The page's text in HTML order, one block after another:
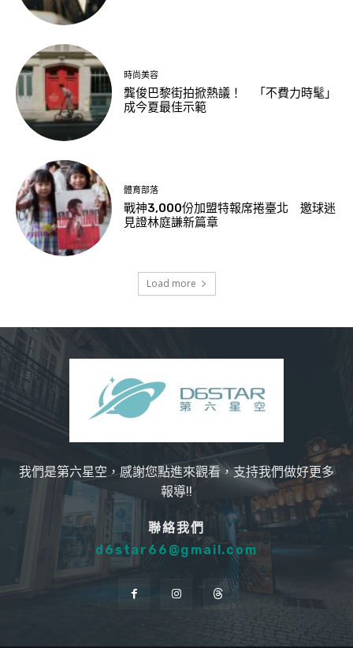
時尚美容
龔俊巴黎街拍掀熱議！ 「不費力時髦」
成今夏最佳示範
體育部落
戰神3,000份加盟特報席捲臺北 邀球迷
見證林庭謙新篇章
Load more
我們是第六星空，感謝您點進來觀看，支持我們做好更多
報導!!
聯絡我們
d6star66@gmail.com